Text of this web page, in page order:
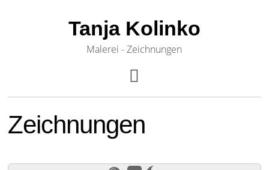
Tanja Kolinko
Malerei - Zeichnungen
Zeichnungen